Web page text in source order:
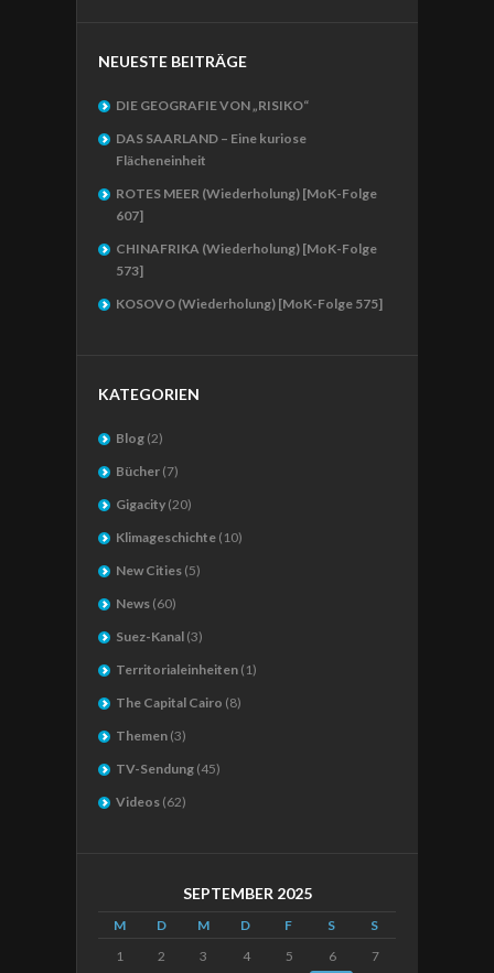
NEUESTE BEITRÄGE
DIE GEOGRAFIE VON „RISIKO“
DAS SAARLAND – Eine kuriose
Flächeneinheit
ROTES MEER (Wiederholung) [MoK-Folge
607]
CHINAFRIKA (Wiederholung) [MoK-Folge
573]
KOSOVO (Wiederholung) [MoK-Folge 575]
KATEGORIEN
Blog (2)
Bücher (7)
Gigacity (20)
Klimageschichte (10)
New Cities (5)
News (60)
Suez-Kanal (3)
Territorialeinheiten (1)
The Capital Cairo (8)
Themen (3)
TV-Sendung (45)
Videos (62)
SEPTEMBER 2025
M D M D F S
S
1
2 3 4 5 6
7